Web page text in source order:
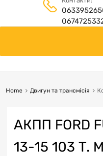
Home Двигун та трансмісія
АКПП FORD
13-15 103 Т.